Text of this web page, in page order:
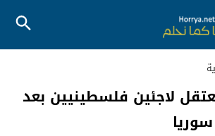
لاجئين فلسطينيين بعد